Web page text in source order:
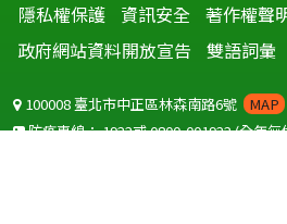
隱私權保護 資訊安全 著作權聲
政府網站資料開放宣告
雙語詞彙
100008 臺北市中正區林森南路6號 MAP
防疫專線：1922或0800-001922(全年無